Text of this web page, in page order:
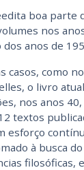
boa parte
nos
dos anos de
casos, como
o livro
nos anos
textos
esforço
à busca
filosóficas,